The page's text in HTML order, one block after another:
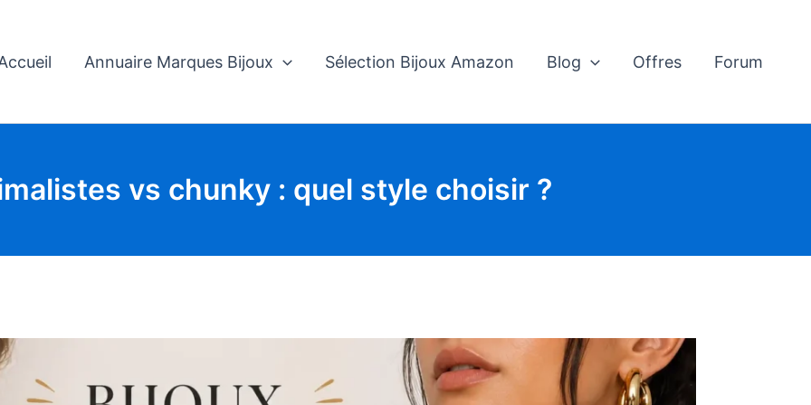
Annuaire Marques Bijoux Sélection Bijoux Amazon Blog Offres Forum
vs chunky : quel style choisir ?